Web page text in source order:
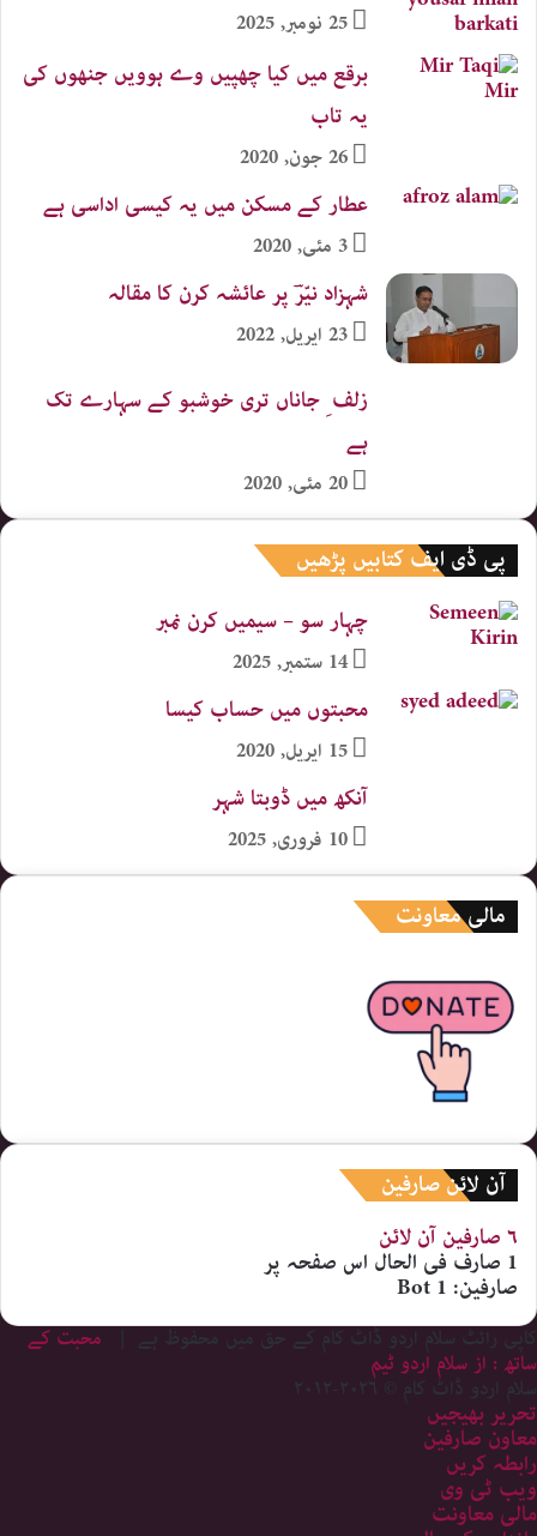
25 نومبر, 2025
برقع میں کیا چھپیں وے ہوویں جنھوں کی
یہ تاب
26 جون, 2020
عطار کے مسکن میں یہ کیسی اداسی ہے
3 مئی, 2020
شہزاد نیّرؔ پر عائشہ کرن کا مقالہ
23 اپریل, 2022
زلف ِ جاناں تری خوشبو کے سہارے تک
ہے
20 مئی, 2020
پی ڈی ایف کتابیں پڑھیں
چہار سو – سیمیں کرن نمبر
14 ستمبر, 2025
محبتوں میں حساب کیسا
15 اپریل, 2020
آنکھ میں ڈوبتا شہر
10 فروری, 2025
مالی معاونت
آن لائن صارفین
۶ صارفین
آن لائن
1 صارف فی الحال اس صفحہ پر
صارفین: 1 Bot
کاپی رائٹ سلام اردو ڈاٹ کام کے حق میں محفوظ ہے |
محبت کے
ساتھ : از سلام اردو ٹیم
سلام اردو ڈاٹ کام © ۲۰۲۶-۲۰۱۲
تحریر بھیجیں
معاون صارفین
رابطہ کریں
ویب ٹی وی
مالی معاونت